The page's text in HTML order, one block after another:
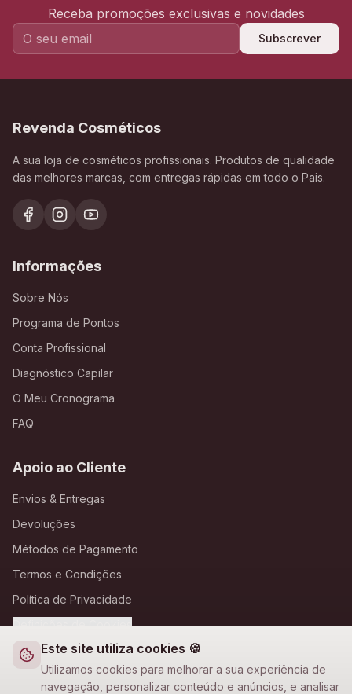
Este site utiliza cookies 🍪
Utilizamos cookies para melhorar a sua experiência de
navegação, personalizar conteúdo e anúncios, e analisar
Receba promoções exclusivas e novidades
Subscrever
Revenda Cosméticos
A sua loja de cosméticos profissionais. Produtos de qualidade
das melhores marcas, com entregas rápidas em todo o Pais.
Informações
Sobre Nós
Programa de Pontos
Conta Profissional
Diagnóstico Capilar
O Meu Cronograma
FAQ
Apoio ao Cliente
Envios & Entregas
Devoluções
Métodos de Pagamento
Termos e Condições
Política de Privacidade
Definições de Cookies
A Loja Nova